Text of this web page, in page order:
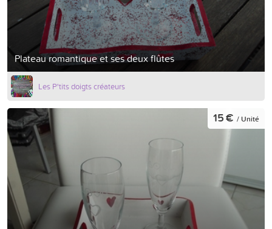
Plateau romantique et ses deux flûtes
Les P'tits doigts créateurs
15 € / Unité